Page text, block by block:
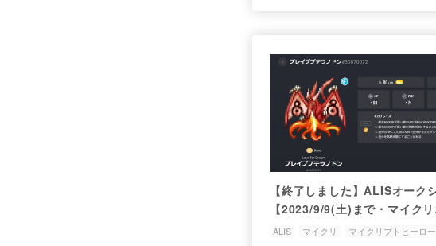
【終了しました】ALISオーク
【2023/9/9(土)まで・マイク
ョン出品】
ALIS マイクリ マイクリプトヒーロ